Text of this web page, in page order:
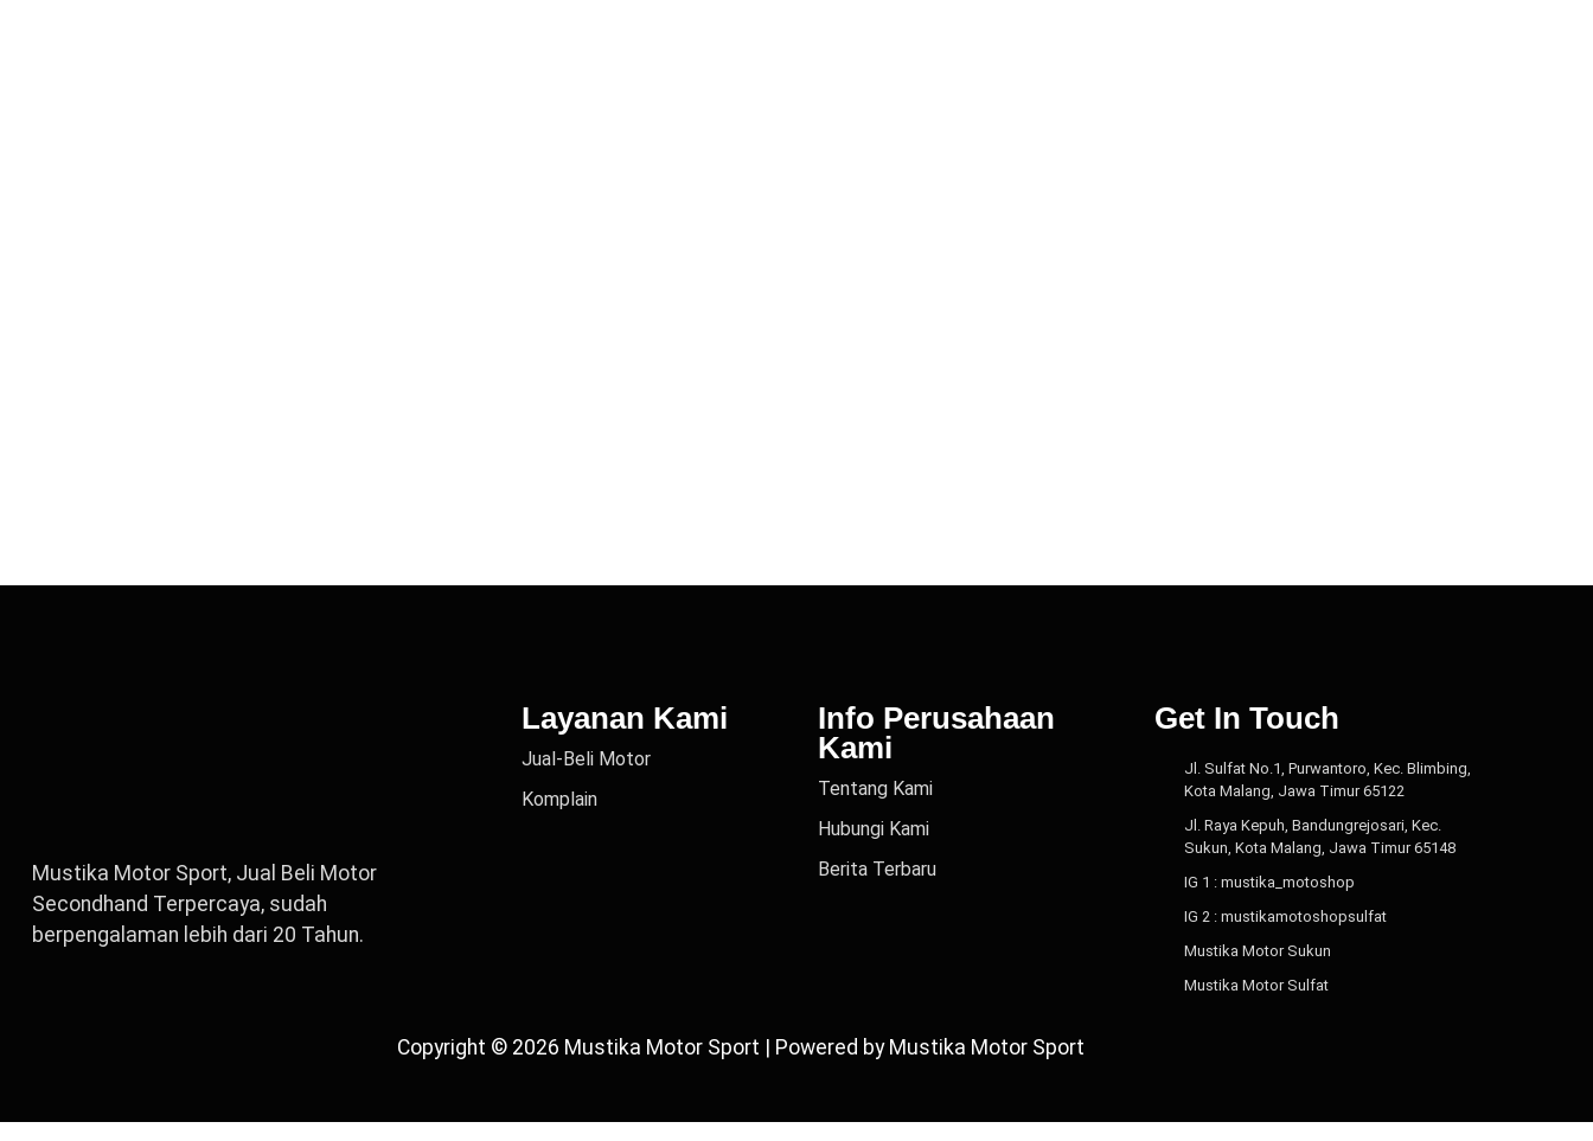
Mustika Motor Sport, Jual Beli Motor
Secondhand Terpercaya, sudah
berpengalaman lebih dari 20 Tahun.
Layanan Kami
Jual-Beli Motor
Komplain
Info Perusahaan
Kami
Tentang Kami
Hubungi Kami
Berita Terbaru
Get In Touch
Jl. Sulfat No.1, Purwantoro, Kec. Blimbing,
Kota Malang, Jawa Timur 65122
Jl. Raya Kepuh, Bandungrejosari, Kec.
Sukun, Kota Malang, Jawa Timur 65148
IG 1 : mustika_motoshop
IG 2 : mustikamotoshopsulfat
Mustika Motor Sukun
Mustika Motor Sulfat
Copyright © 2026 Mustika Motor Sport | Powered by Mustika Motor Sport